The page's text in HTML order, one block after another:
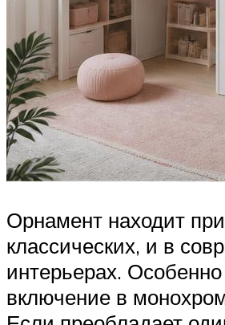
Орнамент находит
классических, и в
интерьерах. Особенно
включение в